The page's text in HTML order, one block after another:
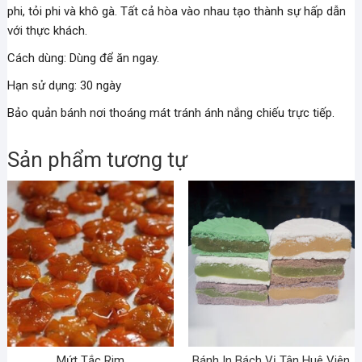
phi, tỏi phi và khô gà. Tất cả hòa vào nhau tạo thành sự hấp dẫn
với thực khách.
Cách dùng: Dùng để ăn ngay.
Hạn sử dụng: 30 ngày
Bảo quản bánh nơi thoáng mát tránh ánh nắng chiếu trực tiếp.
Sản phẩm tương tự